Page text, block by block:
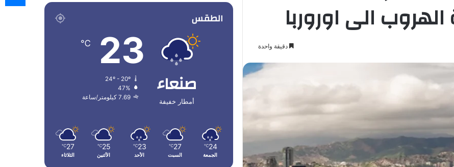
الى اوروربا
دقيقة واحدة
الطقس
صنعاء
أمطار خفيفة
23
℃
24º - 20º
47%
7.69 كيلومتر/ساعة
24
℃
الجمعة
27
℃
السبت
23
℃
الأحد
25
℃
الأثنين
27
℃
الثلاثاء